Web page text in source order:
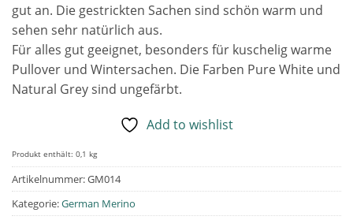
gut an. Die gestrickten Sachen sind schön warm und
sehen sehr natürlich aus.
Für alles gut geeignet, besonders für kuschelig warme
Pullover und Wintersachen. Die Farben Pure White und
Natural Grey sind ungefärbt.
Add to wishlist
Produkt enthält: 0,1 kg
Artikelnummer:GM014
Kategorie:German Merino